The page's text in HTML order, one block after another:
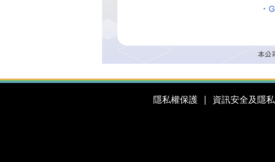
隱私權保護 資訊安全及隱私